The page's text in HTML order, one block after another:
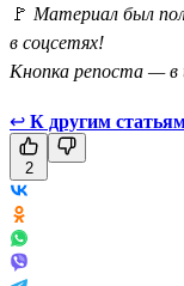
🚩 Материал был
в соцсетях!
Кнопка репоста —
↩ К другим
2